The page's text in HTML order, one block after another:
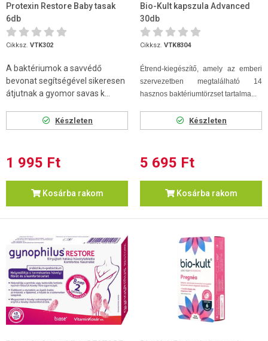
Protexin Restore Baby tasak
6db
Cikksz. VTK302
A baktériumok a savvédő
bevonat segítségével sikeresen
átjutnak a gyomor savas k...
Készleten
1 995 Ft
Kosárba rakom
Bio-Kult kapszula Advanced
30db
Cikksz. VTK8304
Étrend-kiegészítő, amely az emberi
szervezetben megtalálható 14
hasznos baktériumtörzset tartalma...
Készleten
5 695 Ft
Kosárba rakom